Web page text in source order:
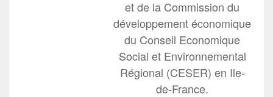
et de la Commission du
développement économique
du Conseil Economique
Social et Environnemental
Régional (CESER) en Ile-
de-France.